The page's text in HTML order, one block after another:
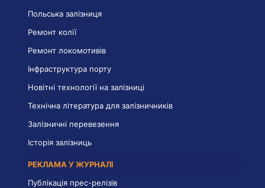
Польська залізниця
Ремонт колії
Ремонт локомотивів
Інфраструктура порту
Новітні технології на залізниці
Технічна література для залізничників
Залізничні перевезення
Історія залізниць
РЕКЛАМА У ЖУРНАЛІ
Публікація прес-релізів